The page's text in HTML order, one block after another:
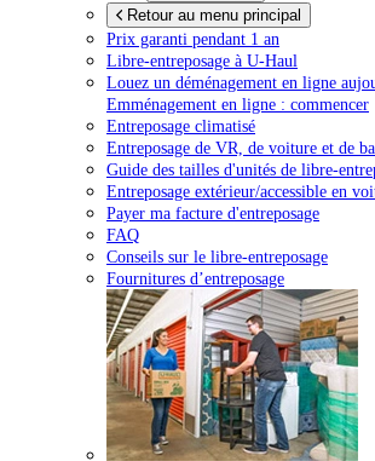
Retour au menu principal
Prix garanti pendant 1 an
Libre-entreposage à U-Haul
Louez un déménagement en ligne
Emménagement en ligne : commencer
Entreposage climatisé
Entreposage de VR, de voiture et de
Guide des tailles d'unités de libre-
Entreposage extérieur/accessible en
Payer ma facture d'entreposage
FAQ
Conseils sur le libre-entreposage
Fournitures d’entreposage